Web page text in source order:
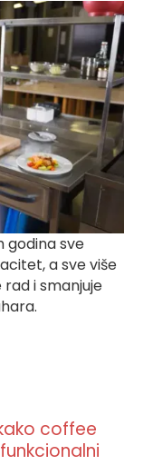
godina sve
a sve više
i smanjuje
coffee